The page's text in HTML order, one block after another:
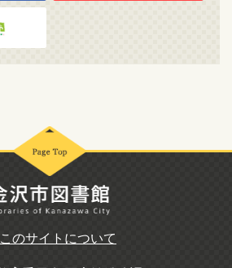
このサイトについて